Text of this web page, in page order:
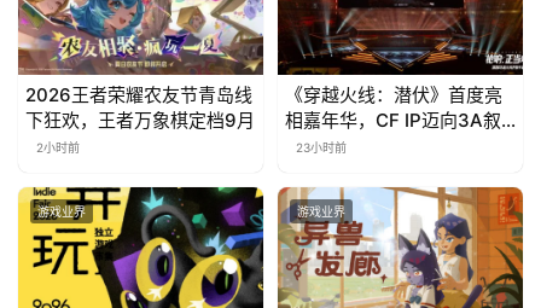
2026王者荣耀农友节青岛线
下狂欢，王者万象棋定档9月
2小时前
《穿越火线：潜伏》首度亮
相嘉年华，CF IP迈向3A叙
事新高度
23小时前
游戏业界 游戏业界